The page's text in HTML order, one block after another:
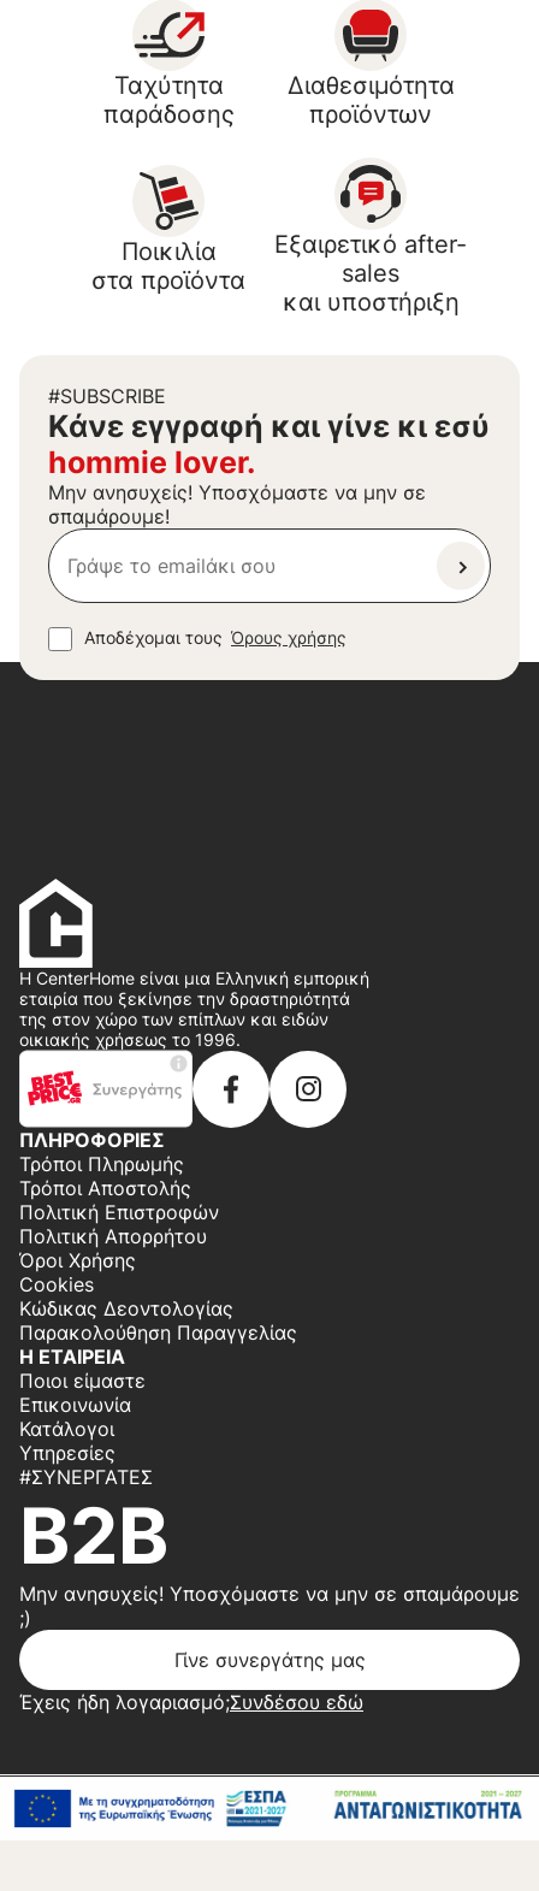
Ταχύτητα
παράδοσης
Διαθεσιμότητα
προϊόντων
Ποικιλία
στα προϊόντα
Εξαιρετικό after-
sales
και υποστήριξη
#SUBSCRIBE
Kάνε εγγραφή και γίνε κι εσύ
hommie lover.
Μην ανησυχείς! Υποσχόμαστε να μην σε
σπαμάρουμε!
Αποδέχομαι τους Όρους χρήσης
Η CenterHome είναι μια Ελληνική εμπορική
εταιρία που ξεκίνησε την δραστηριότητά
της στον χώρο των επίπλων και ειδών
οικιακής χρήσεως το 1996.
ΠΛΗΡΟΦΟΡΙΕΣ
Τρόποι Πληρωμής
Τρόποι Αποστολής
Πολιτική Επιστροφών
Πολιτική Απορρήτου
Όροι Χρήσης
Cookies
Κώδικας Δεοντολογίας
Παρακολούθηση Παραγγελίας
Η ΕΤΑΙΡΕΙΑ
Ποιοι είμαστε
Επικοινωνία
Κατάλογοι
Υπηρεσίες
#ΣΥΝΕΡΓΆΤΕΣ
B2B
Μην ανησυχείς! Υποσχόμαστε να μην σε σπαμάρουμε
;)
Γίνε συνεργάτης μας
Έχεις ήδη λογαριασμό;Συνδέσου εδώ
Copyright 2026 © Center Home | Created by